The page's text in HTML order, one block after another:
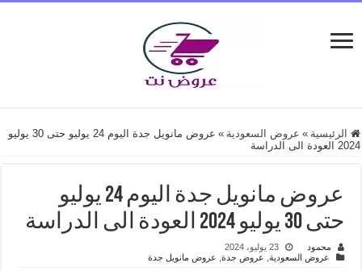
الرئيسية » عروض السعودية »
عروض مانويل جدة اليوم 24 يوليو حتى 30 يوليو
2024 العودة الى الدراسة
عروض مانويل جدة اليوم 24 يوليو
حتى 30 يوليو 2024 العودة الى الدراسة
محمود
23 يوليو، 2024
عروض السعودية, عروض جدة, عروض مانويل جدة